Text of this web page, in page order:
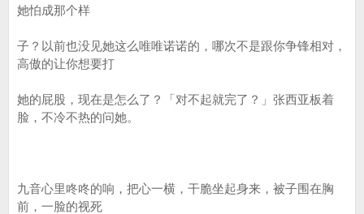
她怕成那个样
子？以前也没见她这么唯唯诺诺的，哪次不是跟你争锋相对，
高傲的让你想要打
她的屁股，现在是怎么了？「对不起就完了？」张西亚板着
脸，不冷不热的问她。
九音心里咚咚的响，把心一横，干脆坐起身来，被子围在胸
前，一脸的视死